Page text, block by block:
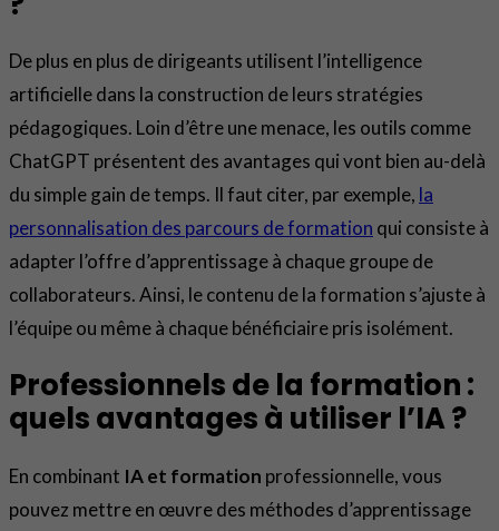
De plus en plus de dirigeants utilisent l’intelligence
artificielle dans la construction de leurs stratégies
pédagogiques. Loin d’être une menace, les outils comme
ChatGPT présentent des avantages qui vont bien au-delà
du simple gain de temps. Il faut citer, par exemple, la
personnalisation des parcours de formation qui consiste à
adapter l’offre d’apprentissage à chaque groupe de
collaborateurs. Ainsi, le contenu de la formation s’ajuste à
l’équipe ou même à chaque bénéficiaire pris isolément.
Professionnels de la formation :
quels avantages à utiliser l’IA ?
En combinant IA et formation professionnelle, vous
pouvez mettre en œuvre des méthodes d’apprentissage